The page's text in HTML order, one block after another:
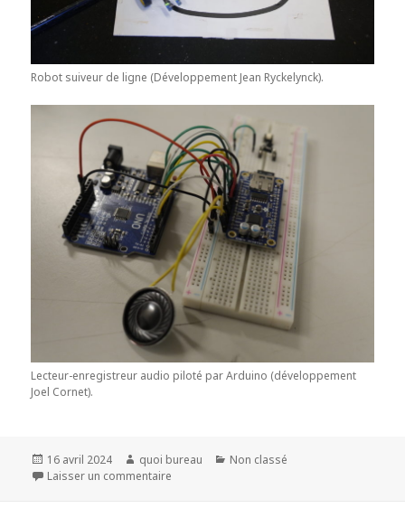
Robot suiveur de ligne (Développement Jean Ryckelynck).
Lecteur-enregistreur audio piloté par Arduino (développement
Joel Cornet).
Publié
le
16 avril 2024 Auteur
quoi bureau Catégories
Non classé
Laisser un commentaire